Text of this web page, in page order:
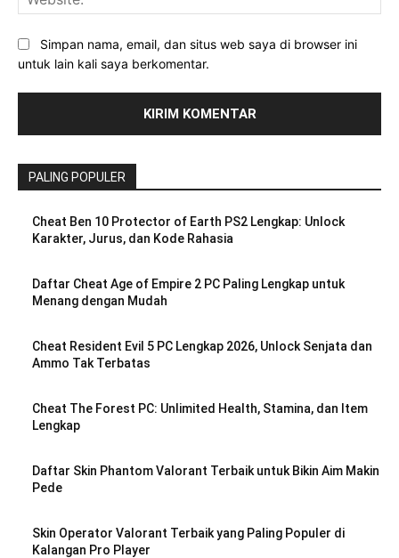
Simpan nama, email, dan situs web saya di browser ini
untuk lain kali saya berkomentar.
PALING POPULER
Cheat Ben 10 Protector of Earth PS2 Lengkap: Unlock
Karakter, Jurus, dan Kode Rahasia
Daftar Cheat Age of Empire 2 PC Paling Lengkap untuk
Menang dengan Mudah
Cheat Resident Evil 5 PC Lengkap 2026, Unlock Senjata dan
Ammo Tak Terbatas
Cheat The Forest PC: Unlimited Health, Stamina, dan Item
Lengkap
Daftar Skin Phantom Valorant Terbaik untuk Bikin Aim Makin
Pede
Skin Operator Valorant Terbaik yang Paling Populer di
Kalangan Pro Player